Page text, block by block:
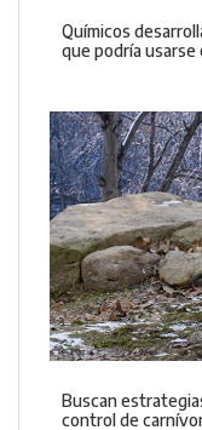
Químicos
que podría
Buscan
control de